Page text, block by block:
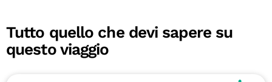
Tutto quello che devi sapere su
questo viaggio